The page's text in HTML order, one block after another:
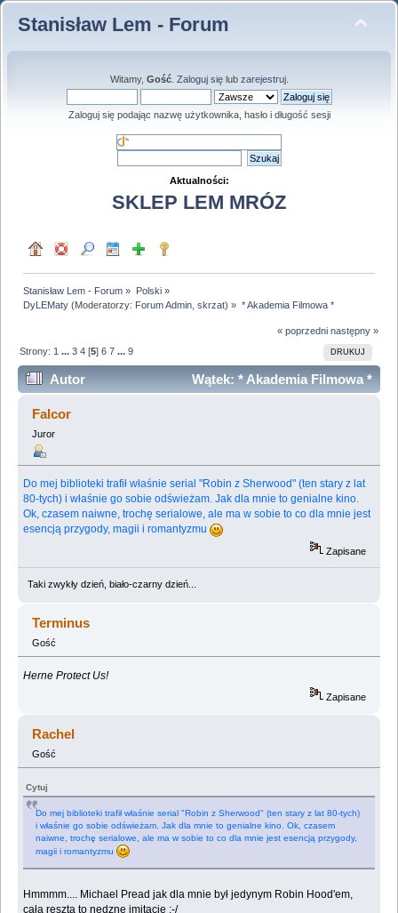
Stanisław Lem - Forum
Witamy, Gość. Zaloguj sięlub zarejestruj.
Zaloguj się podając nazwę użytkownika, hasło i długość sesji
Aktualności:
SKLEP LEM MRÓZ
Stanisław Lem - Forum » Polski»
DyLEMaty (Moderatorzy: Forum Admin ,skrzat) » * Akademia Filmowa *
« poprzedni następny »
DRUKUJ
Strony: 1 ...3 4 [5]6 7 ...9
Autor
Wątek: * Akademia Filmowa *
(Przeczytany 236269 razy)
Falcor
Juror
Do mej biblioteki trafił właśnie serial "Robin z Sherwood" (ten stary z lat
80-tych) i właśnie go sobie odświeżam. Jak dla mnie to genialne kino.
Ok, czasem naiwne, trochę serialowe, ale ma w sobie to co dla mnie jest
esencją przygody, magii i romantyzmu
Zapisane
Taki zwykły dzień, biało-czarny dzień...
Terminus
Gość
Herne Protect Us!
Zapisane
Rachel
Gość
Cytuj
Do mej biblioteki trafił właśnie serial "Robin z Sherwood" (ten stary z lat 80-tych)
i właśnie go sobie odświeżam. Jak dla mnie to genialne kino. Ok, czasem
naiwne, trochę serialowe, ale ma w sobie to co dla mnie jest esencją przygody,
magii i romantyzmu
Hmmmm.... Michael Pread jak dla mnie był jedynym Robin Hood'em,
cała reszta to nędzne imitacje :-/